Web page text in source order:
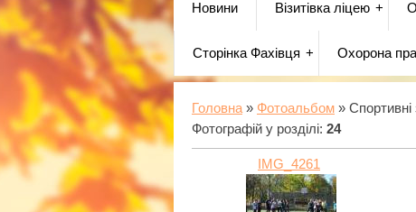
Новини Візитівка ліцею
Сторінка Фахівця Охорона
Головна » Фотоальбом » Спортивні
Фотографій у розділі: 24
IMG_4261